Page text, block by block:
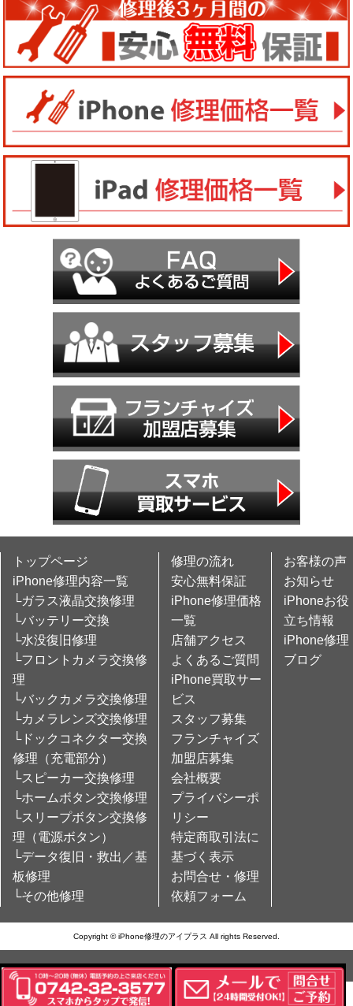
トップページ
iPhone修理内容一覧
└ガラス液晶交換修理
└バッテリー交換
└水没復旧修理
└フロントカメラ交換修
理
└バックカメラ交換修理
└カメラレンズ交換修理
└ドックコネクター交換
修理（充電部分）
└スピーカー交換修理
└ホームボタン交換修理
└スリープボタン交換修
理（電源ボタン）
└データ復旧・救出／基
板修理
└その他修理
修理の流れ
安心無料保証
iPhone修理価格
一覧
店舗アクセス
よくあるご質問
iPhone買取サー
ビス
スタッフ募集
フランチャイズ
加盟店募集
会社概要
プライバシーポ
リシー
特定商取引法に
基づく表示
お問合せ・修理
依頼フォーム
お客様の声
お知らせ
iPhoneお役
立ち情報
iPhone修理
ブログ
Copyright © iPhone修理のアイプラス All rights Reserved.